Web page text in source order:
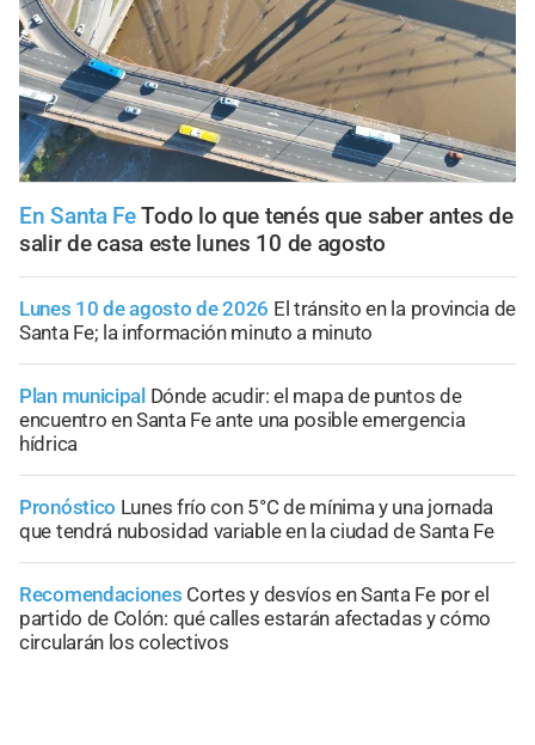
En Santa FeTodo lo que tenés que saber antes de
salir de casa este lunes 10 de agosto
Lunes 10 de agosto de 2026 El tránsito en la provincia de
Santa Fe; la información minuto a minuto
Plan municipal Dónde acudir: el mapa de puntos de
encuentro en Santa Fe ante una posible emergencia
hídrica
Pronóstico Lunes frío con 5°C de mínima y una jornada
que tendrá nubosidad variable en la ciudad de Santa Fe
Recomendaciones Cortes y desvíos en Santa Fe por el
partido de Colón: qué calles estarán afectadas y cómo
circularán los colectivos